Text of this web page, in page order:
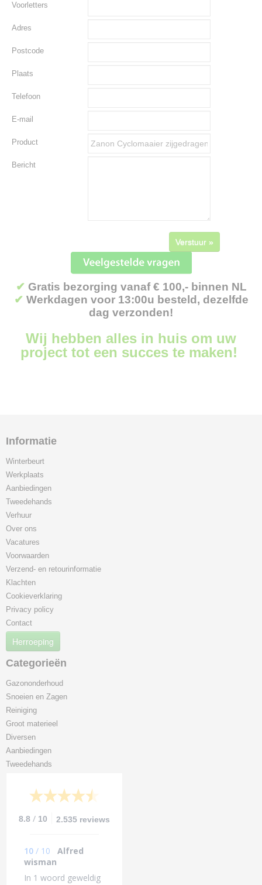
Voorletters
Adres
Postcode
Plaats
Telefoon
E-mail
Product
Bericht
Verstuur »
✔ Gratis bezorging vanaf € 100,- binnen NL
✔ Werkdagen voor 13:00u besteld, dezelfde
dag verzonden!
Wij hebben alles in huis om uw
project tot een succes te maken!
Informatie
Winterbeurt
Werkplaats
Aanbiedingen
Tweedehands
Verhuur
Over ons
Vacatures
Voorwaarden
Verzend- en retourinformatie
Klachten
Cookieverklaring
Privacy policy
Contact
Herroeping
Categorieën
Gazononderhoud
Snoeien en Zagen
Reiniging
Groot materieel
Diversen
Aanbiedingen
Tweedehands
8.8 / 10 2.535 reviews
10 / 10
Alfred
wisman
In 1 woord geweldig